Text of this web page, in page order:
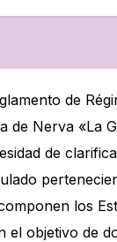
de
de Nerva «La
de
los
el objetivo de